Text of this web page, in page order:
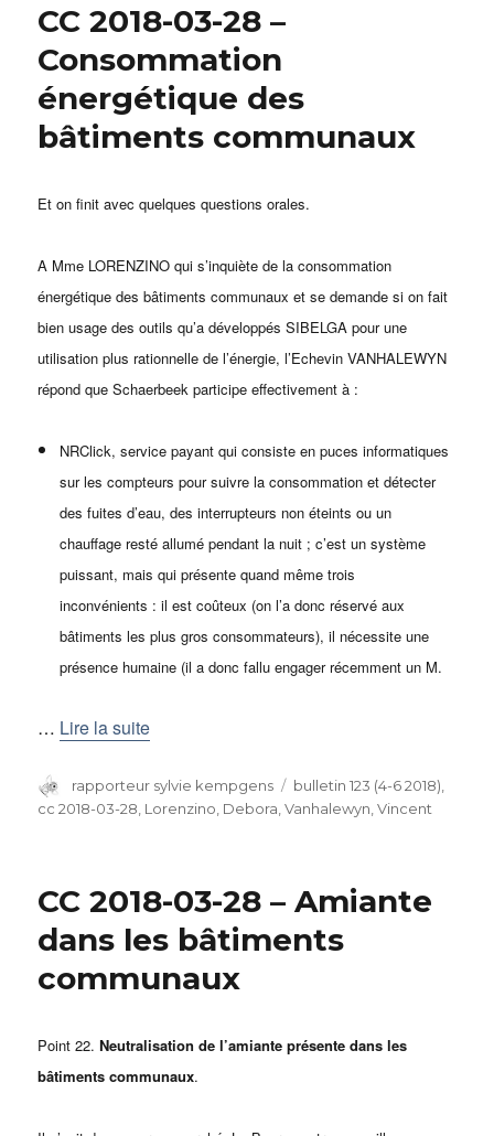
CC 2018-03-28 –
Consommation
énergétique des
bâtiments communaux
Et on finit avec quelques questions orales.
A Mme LORENZINO qui s’inquiète de la consommation
énergétique des bâtiments communaux et se demande si on fait
bien usage des outils qu’a développés SIBELGA pour une
utilisation plus rationnelle de l’énergie, l’Echevin VANHALEWYN
répond que Schaerbeek participe effectivement à :
NRClick, service payant qui consiste en puces informatiques
sur les compteurs pour suivre la consommation et détecter
des fuites d’eau, des interrupteurs non éteints ou un
chauffage resté allumé pendant la nuit ; c’est un système
puissant, mais qui présente quand même trois
inconvénients : il est coûteux (on l’a donc réservé aux
bâtiments les plus gros consommateurs), il nécessite une
présence humaine (il a donc fallu engager récemment un M.
… Lire la suite
Auteur
rapporteur sylvie kempgens Catégories
bulletin 123 (4-6 2018)
cc 2018-03-28 Lorenzino, Debora ,Vanhalewyn, Vincent
CC 2018-03-28 – Amiante
dans les bâtiments
communaux
Point 22.Neutralisation de l’amiante présente dans les
bâtiments communaux.